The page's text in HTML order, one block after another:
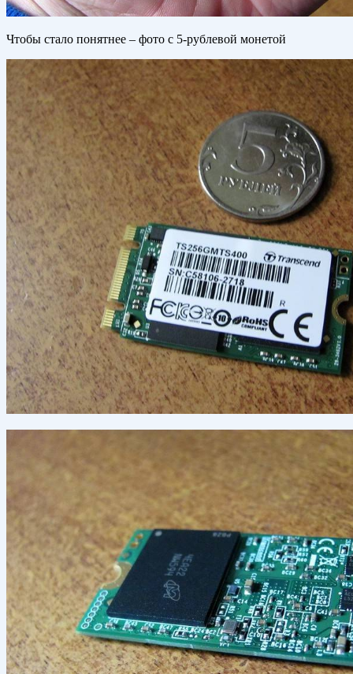
Чтобы стало понятнее – фото с 5-рублевой монетой